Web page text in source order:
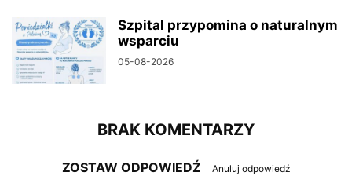
Szpital przypomina o naturalnym
wsparciu
05-08-2026
BRAK KOMENTARZY
ZOSTAW ODPOWIEDŹ Anuluj odpowiedź